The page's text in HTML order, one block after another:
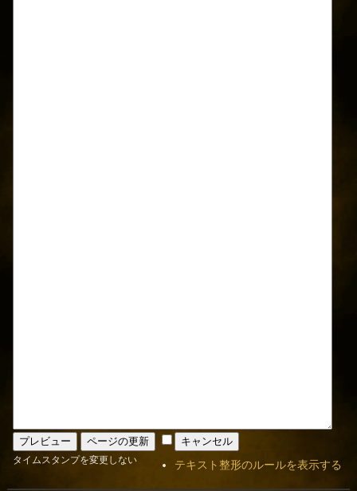
タイムスタンプを変更しない テキスト整形のルールを表示する